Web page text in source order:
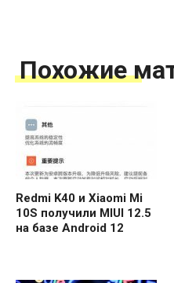
Похожие
Redmi K40 и Xiaomi Mi
10S получили MIUI 12.5
на базе Android 12